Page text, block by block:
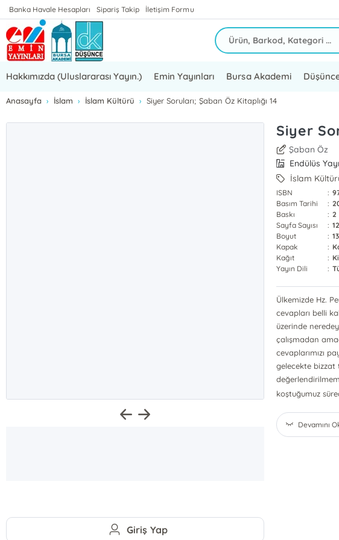
Banka Havale Hesapları Sipariş Takip İletişim Formu
Hakkımızda (Uluslararası Yayın.) Emin Yayınları Bursa Akademi
Anasayfa İslam İslam Kültürü Siyer Soruları; Şaban Öz Kitaplığı 14
Siyer
Şaban Öz
Endülüs
İslam
ISBN :
Basım Tarihi
:
Baskı
: 2
Sayfa Sayısı
:
Boyut
:
Kapak
:
Kağıt
:
Yayın Dili
:
Ülkemizde Hz.
cevapları belli
üzerinde
çalışmadan
cevaplarımızı
gelecekte bizzat
koştuğumuz
Devamını
Giriş Yap